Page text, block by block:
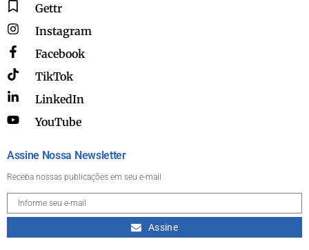
Gettr
Instagram
Facebook
TikTok
LinkedIn
YouTube
Assine Nossa Newsletter
Receba nossas publicações em seu e-mail
Assine